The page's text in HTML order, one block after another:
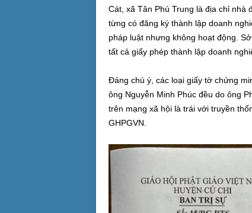
Cát, xã Tân Phú Trung là địa chỉ
từng có đăng ký thành lập doanh
pháp luật nhưng không hoạt động.
tất cả giấy phép thành lập doanh
Đáng chú ý, các loại giấy tờ chứng
ông Nguyễn Minh Phúc đều do ông
trên mạng xã hội là trái với truyền
GHPGVN.